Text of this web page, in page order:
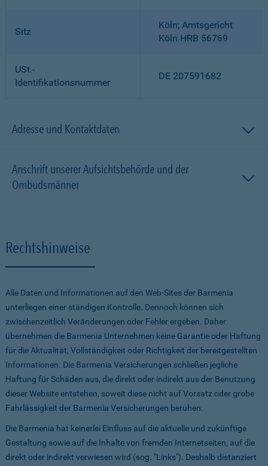
Sitz
Köln; Amtsgericht
Köln HRB 56769
USt.-
Identifikationsnummer
DE 207591682
Adresse und Kontaktdaten
Anschrift unserer Aufsichtsbehörde und der
Ombudsmänner
Rechtshinweise
Alle Daten und Informationen auf den Web-Sites der Barmenia
unterliegen einer ständigen Kontrolle. Dennoch können sich
zwischenzeitlich Veränderungen oder Fehler ergeben. Daher
übernehmen die Barmenia Unternehmen keine Garantie oder Haftung
für die Aktualität, Vollständigkeit oder Richtigkeit der bereitgestellten
Informationen. Die Barmenia Versicherungen schließen jegliche
Haftung für Schäden aus, die direkt oder indirekt aus der Benutzung
dieser Website entstehen, soweit diese nicht auf Vorsatz oder grobe
Fahrlässigkeit der Barmenia Versicherungen beruhen.
Die Barmenia hat keinerlei Einfluss auf die aktuelle und zukünftige
Gestaltung sowie auf die Inhalte von fremden Internetseiten, auf die
direkt oder indirekt verwiesen wird (sog. "Links"). Deshalb distanziert